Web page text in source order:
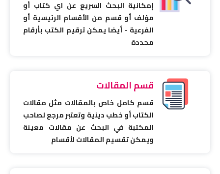
إمكانية البحث السريع عن اي كتاب أو
مؤلف أو قسم من الأقسام الرئيسية أو
الفرعية - أيضا يمكن ترقيم الكتب بأرقام
محددة
قسم المقالات
قسم كامل خاص بالمقالات مثل مقالات
الكتاب أو خطب دينية وتعتبر مرجع لصاحب
المكتبة في البحث عن مقالات معينة
ويمكن تقسيم المقالات لأقسام